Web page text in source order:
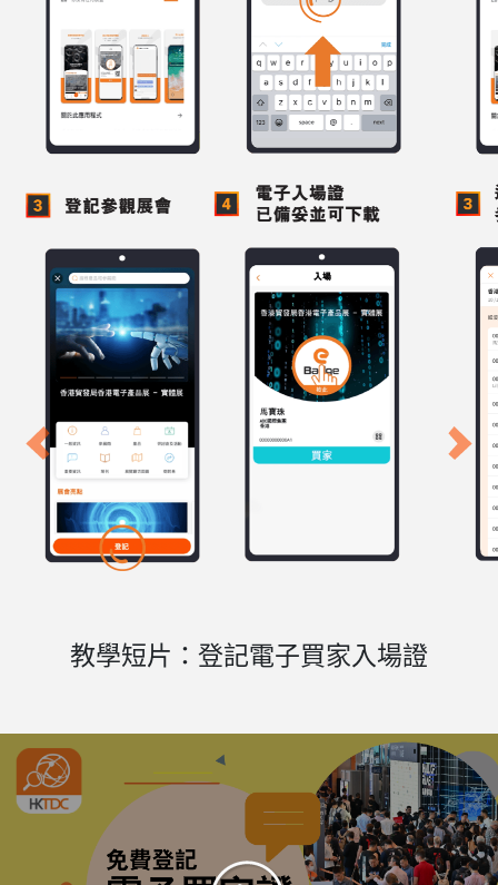
教學短片：登記電子買家入場證
Previous Next